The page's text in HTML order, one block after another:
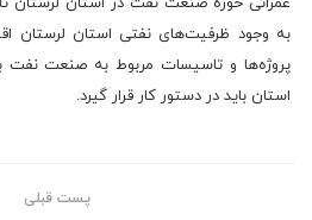
به وجود ظرفیت‌های نفتی استان لرستان
پروژه‌ها و تاسیسات مربوط به صنعت
استان باید در دستور کار قرار گیرد.
پست قبلی